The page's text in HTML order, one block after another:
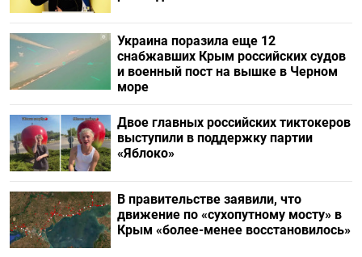
Украина поразила еще 12
снабжавших Крым российских судов
и военный пост на вышке в Черном
море
Двое главных российских тиктокеров
выступили в поддержку партии
«Яблоко»
В правительстве заявили, что
движение по «сухопутному мосту» в
Крым «более-менее восстановилось»